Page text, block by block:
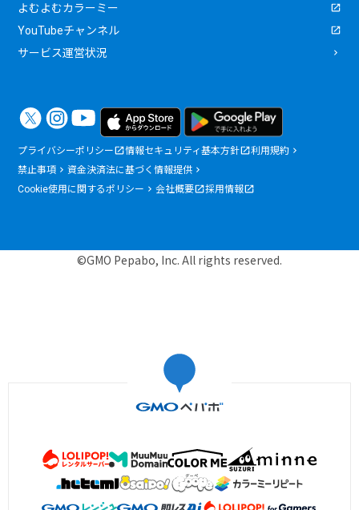
よむよむカラーミー
YouTubeチャンネル
サービス運営状況
プライバシーポリシー 情報セキュリティ基本方針
利用規約
禁止事項
資金決済法に基づく情報提供
Cookie使用に関するポリシー
会社概要 採用情報
©GMO Pepabo, Inc. All rights reserved.